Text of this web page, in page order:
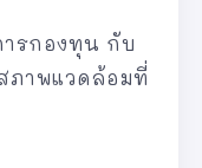
รกองทุน กับ
ภาพแวดล้อมที่